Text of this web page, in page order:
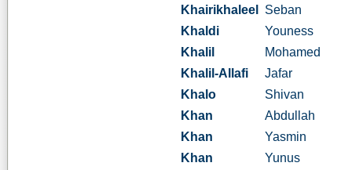
Khairikhaleel Seban
Khaldi
Youness
Khalil
Mohamed
Khalil-Allafi
Jafar
Khalo
Shivan
Khan
Abdullah
Khan
Yasmin
Khan
Yunus